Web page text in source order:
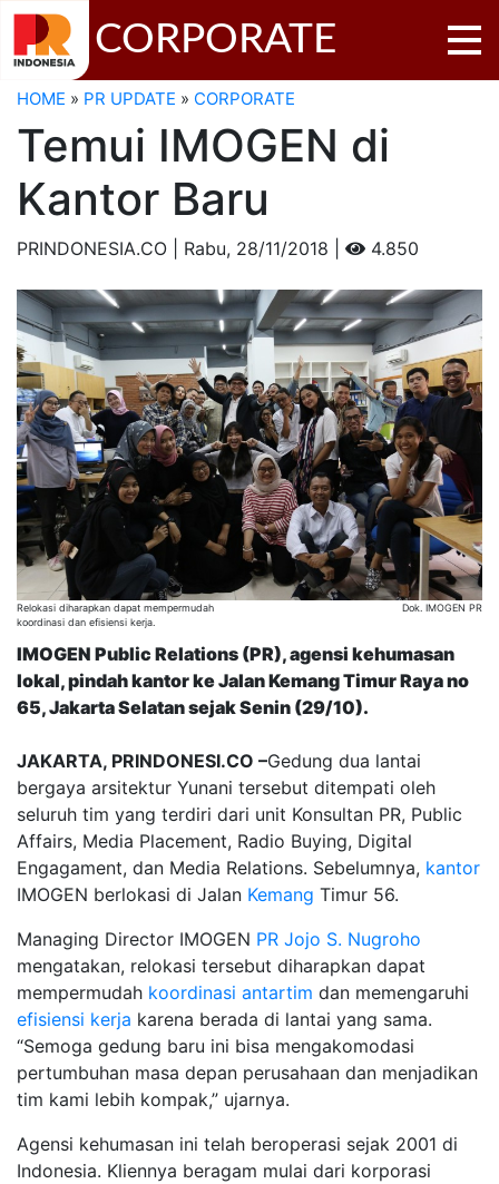
CORPORATE
HOME » PR UPDATE » CORPORATE
Temui IMOGEN di
Kantor Baru
PRINDONESIA.CO | Rabu, 28/11/2018 | 4.850
Relokasi diharapkan dapat mempermudah
koordinasi dan efisiensi kerja.
Dok. IMOGEN PR
IMOGEN Public Relations (PR), agensi kehumasan
lokal, pindah kantor ke Jalan Kemang Timur Raya no
65, Jakarta Selatan sejak Senin (29/10).
JAKARTA, PRINDONESI.CO –Gedung dua lantai
bergaya arsitektur Yunani tersebut ditempati oleh
seluruh tim yang terdiri dari unit Konsultan PR, Public
Affairs, Media Placement, Radio Buying, Digital
Engagament, dan Media Relations. Sebelumnya, kantor
IMOGEN berlokasi di Jalan Kemang Timur 56.
Managing Director IMOGEN PR Jojo S. Nugroho
mengatakan, relokasi tersebut diharapkan dapat
mempermudah koordinasi antartim dan memengaruhi
efisiensi kerja karena berada di lantai yang sama.
“Semoga gedung baru ini bisa mengakomodasi
pertumbuhan masa depan perusahaan dan menjadikan
tim kami lebih kompak,” ujarnya.
Agensi kehumasan ini telah beroperasi sejak 2001 di
Indonesia. Kliennya beragam mulai dari korporasi